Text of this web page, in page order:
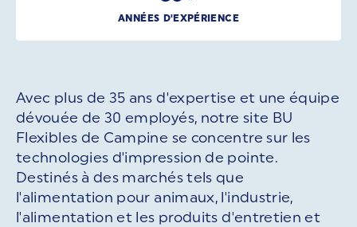
ANNÉES D'EXPÉRIENCE
Avec plus de 35 ans d'expertise et une équipe
dévouée de 30 employés, notre site BU
Flexibles de Campine se concentre sur les
technologies d'impression de pointe.
Destinés à des marchés tels que
l'alimentation pour animaux, l'industrie,
l'alimentation et les produits d'entretien et